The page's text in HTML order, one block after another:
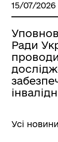
15/07/2026
Ради
Усі новини